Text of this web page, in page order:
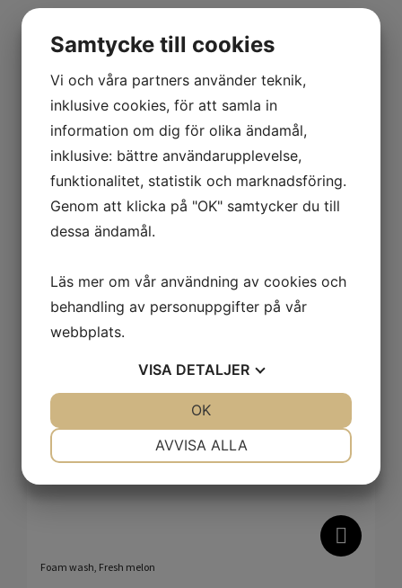
Relaterade produkter
Foam wash, Fresh melon
Samtycke till cookies
Vi och våra partners använder teknik,
inklusive cookies, för att samla in
information om dig för olika ändamål,
inklusive: bättre användarupplevelse,
funktionalitet, statistik och marknadsföring.
Genom att klicka på "OK" samtycker du till
dessa ändamål.
Läs mer om vår användning av cookies och
behandling av personuppgifter på vår
webbplats.
VISA DETALJER
AVVISA ALLA
OK